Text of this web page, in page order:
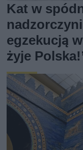
Kat w
egzekucją
żyje